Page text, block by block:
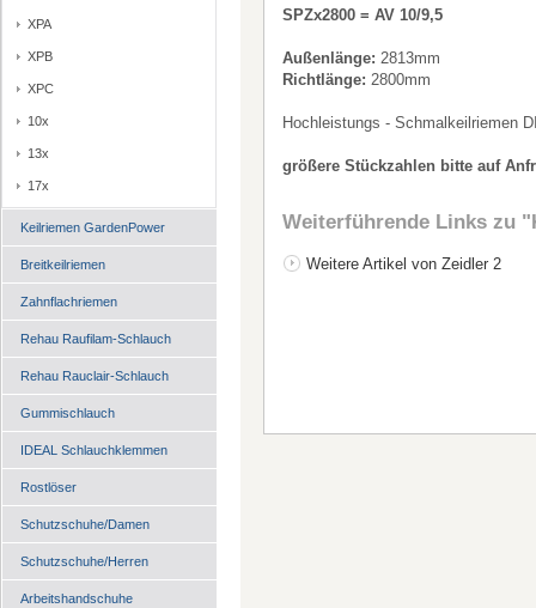
XPA
XPB
XPC
10x
13x
17x
Keilriemen GardenPower
Breitkeilriemen
Zahnflachriemen
Rehau Raufilam-Schlauch
Rehau Rauclair-Schlauch
Gummischlauch
IDEAL Schlauchklemmen
Rostlöser
Schutzschuhe/Damen
Schutzschuhe/Herren
Arbeitshandschuhe
SPZx2800 = AV 10/9,5
Außenlänge: 2813mm
Richtlänge: 2800mm
Hochleistungs - Schmalkeilriemen
größere Stückzahlen bitte auf
Weiterführende Links zu
Weitere Artikel von Zeidler 2